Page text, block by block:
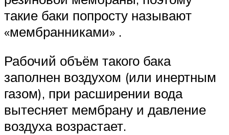
такие баки попросту называют
«мембранниками» .
Рабочий объём такого бака
заполнен воздухом (или инертным
газом), при расширении вода
вытесняет мембрану и давление
воздуха возрастает.